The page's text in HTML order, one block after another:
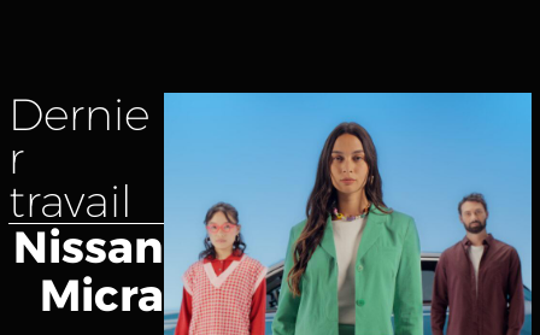
Dernie
r
travail
Nissan
Micra